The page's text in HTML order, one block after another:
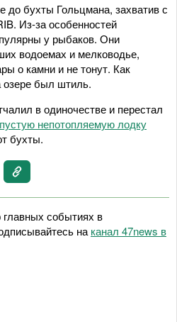
бухты Гольцмана, захватив с
Из-за особенностей
у рыбаков. Они
водоемах и мелководье,
о камни и не тонут. Как
озере был штиль.
в одиночестве и перестал
непотопляемую лодку
бухты.
событиях в
на канал 47news в